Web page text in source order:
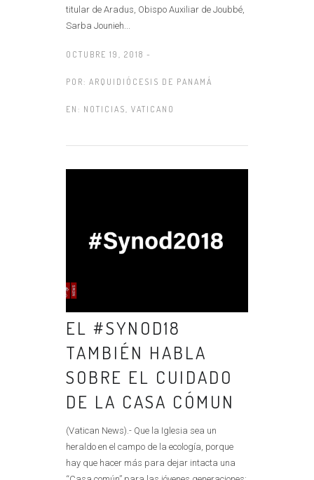
titular de Aradus, Obispo Auxiliar de Joubbé,
Sarba Jounieh...
OCTUBRE 19, 2018 -
POR: ARQUIDIÓCESIS DE PANAMÁ
EN: NOTICIAS, VATICANO
EL #SYNOD18
TAMBIÉN HABLA
SOBRE EL CUIDADO
DE LA CASA CÓMUN
(Vatican News).- Que la Iglesia sea un
heraldo en el campo de la ecología, porque
hay que hacer más para dejar intacta una